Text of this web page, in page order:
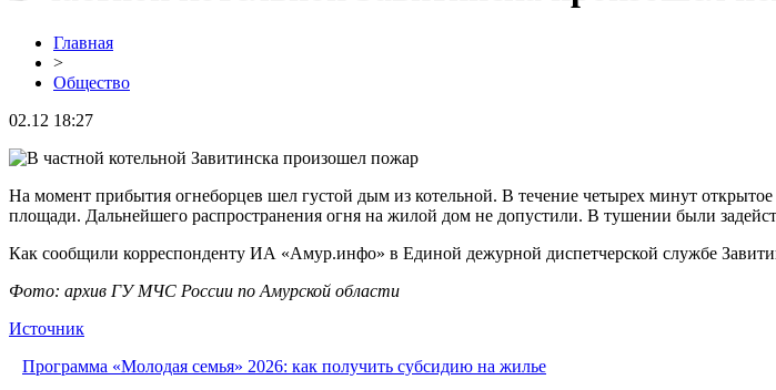
Главная
>
Общество
02.12 18:27
На момент прибытия огнеборцев шел густой дым из котельной. В течение четырех минут
площади. Дальнейшего распространения огня на жилой дом не допустили. В тушении были
Как сообщили корреспонденту ИА «Амур.инфо» в Единой дежурной диспетчерской службе
Фото: архив ГУ МЧС России по Амурской области
Источник
Программа «Молодая семья» 2026: как получить субсидию на жилье